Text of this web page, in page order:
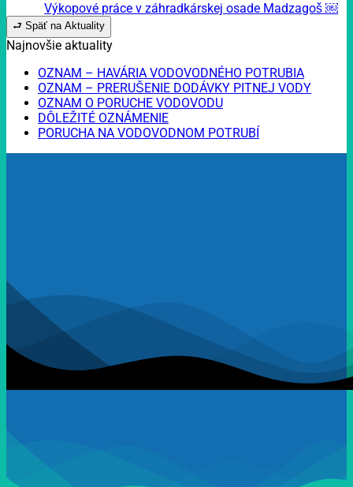
Výkopové práce v záhradkárskej osade Madzagoš ￼
⮐ Späť na Aktuality
Najnovšie aktuality
OZNAM – HAVÁRIA VODOVODNÉHO POTRUBIA
OZNAM – PRERUŠENIE DODÁVKY PITNEJ VODY
OZNAM O PORUCHE VODOVODU
DÔLEŽITÉ OZNÁMENIE
PORUCHA NA VODOVODNOM POTRUBÍ